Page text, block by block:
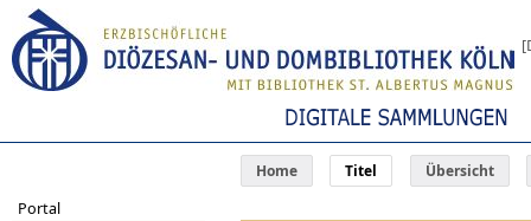
Home Titel Übersicht
Portal